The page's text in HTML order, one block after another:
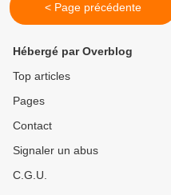
< Page précédente
Hébergé par Overblog
Top articles
Pages
Contact
Signaler un abus
C.G.U.